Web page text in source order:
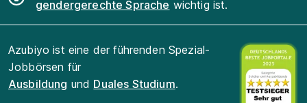
gendergerechte Sprache wichtig ist.
Azubiyo ist eine der führenden Spezial-
Jobbörsen für
Ausbildung und Duales Studium.